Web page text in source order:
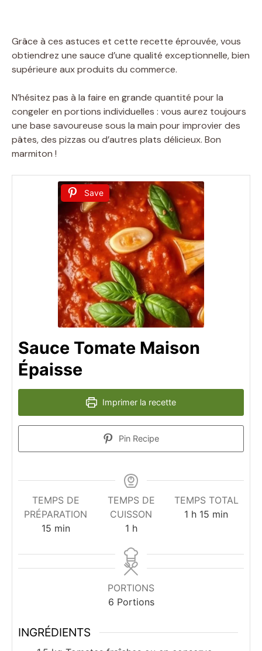
Grâce à ces astuces et cette recette éprouvée, vous
obtiendrez une sauce d’une qualité exceptionnelle, bien
supérieure aux produits du commerce.
N’hésitez pas à la faire en grande quantité pour la
congeler en portions individuelles : vous aurez toujours
une base savoureuse sous la main pour improvier des
pâtes, des pizzas ou d’autres plats délicieux. Bon
marmiton !
Save
Sauce Tomate Maison
Épaisse
Imprimer la recette
Pin Recipe
TEMPS DE
PRÉPARATION
15minutes
min
TEMPS DE
CUISSON
1heure
h
TEMPS TOTAL
1 heure
h 15 minutes
min
PORTIONS
6 Portions
INGRÉDIENTS